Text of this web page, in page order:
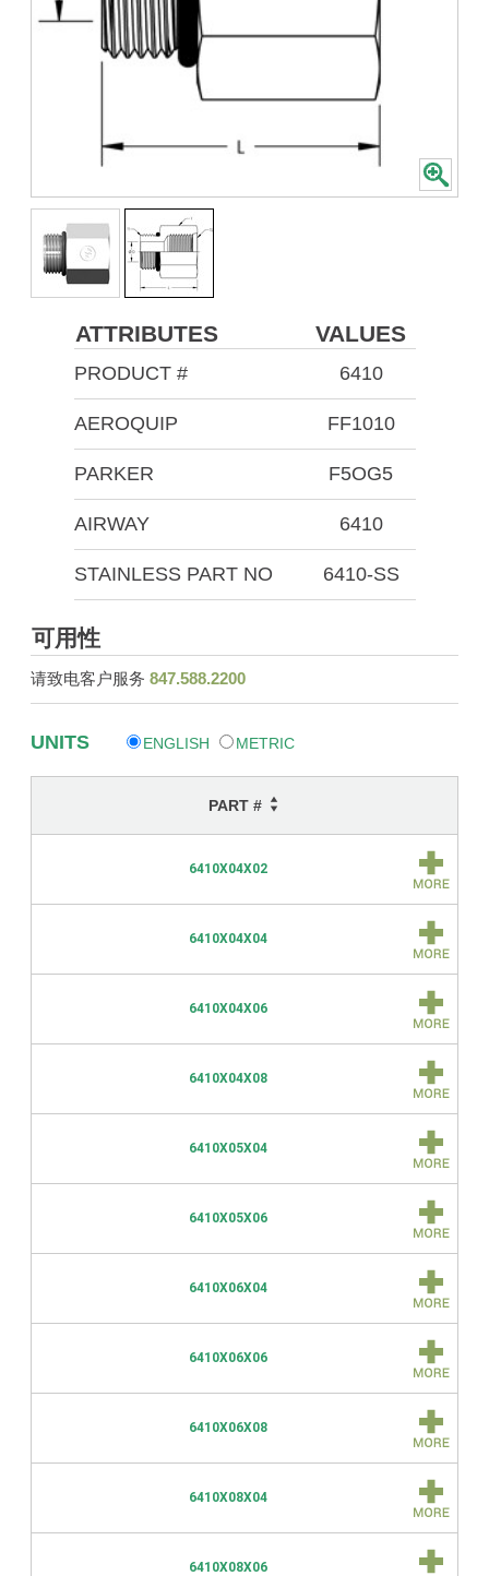
ATTRIBUTES VALUES
PRODUCT # 6410
AEROQUIP FF1010
PARKER F5OG5
AIRWAY 6410
STAINLESS PART NO 6410-SS
可用性
请致电客户服务 847.588.2200
UNITS ENGLISH METRIC
PART #
6410X04X02
6410X04X04
6410X04X06
6410X04X08
6410X05X04
6410X05X06
6410X06X04
6410X06X06
6410X06X08
6410X08X04
6410X08X06